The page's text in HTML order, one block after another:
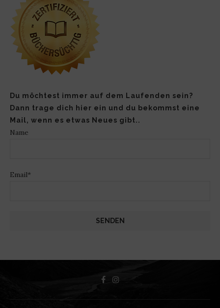
Du möchtest immer auf dem Laufenden sein?
Dann trage dich hier ein und du bekommst eine
Mail, wenn es etwas Neues gibt..
Name
Email*